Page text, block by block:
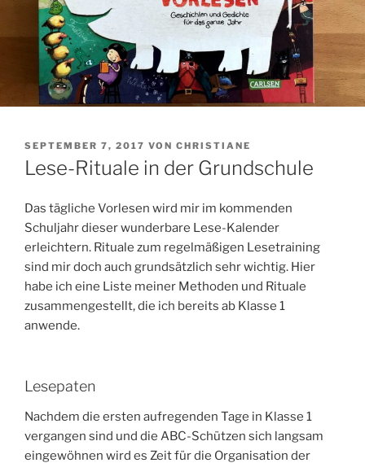
VERÖFFENTLICHT
AM
SEPTEMBER 7, 2017 VON CHRISTIANE
Lese-Rituale in der Grundschule
Das tägliche Vorlesen wird mir im kommenden
Schuljahr dieser wunderbare Lese-Kalender
erleichtern. Rituale zum regelmäßigen Lesetraining
sind mir doch auch grundsätzlich sehr wichtig. Hier
habe ich eine Liste meiner Methoden und Rituale
zusammengestellt, die ich bereits ab Klasse 1
anwende.
Lesepaten
Nachdem die ersten aufregenden Tage in Klasse 1
vergangen sind und die ABC-Schützen sich langsam
eingewöhnen wird es Zeit für die Organisation der